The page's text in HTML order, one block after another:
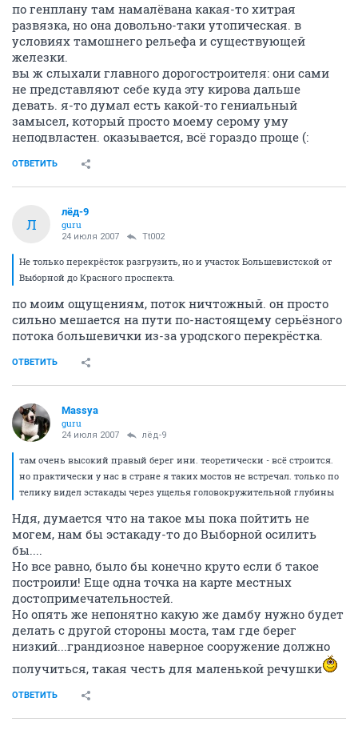
по генплану там намалёвана какая-то хитрая
развязка, но она довольно-таки утопическая. в
условиях тамошнего рельефа и существующей
железки.
вы ж слыхали главного дорогостроителя: они сами
не представляют себе куда эту кирова дальше
девать. я-то думал есть какой-то гениальный
замысел, который просто моему серому уму
неподвластен. оказывается, всё гораздо проще (:
ОТВЕТИТЬ
Л
лёд-9
guru
24 июля 2007 Tt002
Не только перекрёсток разгрузить, но и участок Большевистской от
Выборной до Красного проспекта.
по моим ощущениям, поток ничтожный. он просто
сильно мешается на пути по-настоящему серьёзного
потока большевички из-за уродского перекрёстка.
ОТВЕТИТЬ
Massya
guru
24 июля 2007 лёд-9
там очень высокий правый берег ини. теоретически - всё строится.
но практически у нас в стране я таких мостов не встречал. только по
телику видел эстакады через ущелья головокружительной глубины
Ндя, думается что на такое мы пока пойтить не
могем, нам бы эстакаду-то до Выборной осилить
бы....
Но все равно, было бы конечно круто если б такое
построили! Еще одна точка на карте местных
достопримечательностей.
Но опять же непонятно какую же дамбу нужно будет
делать с другой стороны моста, там где берег
низкий...грандиозное наверное сооружение должно
получиться, такая честь для маленькой речушки
ОТВЕТИТЬ